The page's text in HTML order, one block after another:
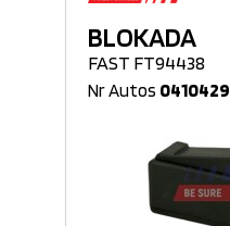
BLOKADA
FAST FT94438
Nr Autos 0410429